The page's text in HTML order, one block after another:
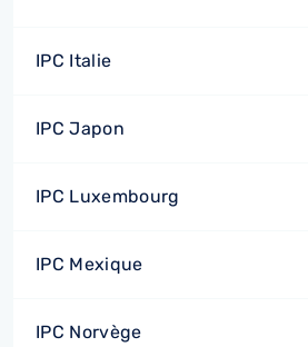
IPC Italie
IPC Japon
IPC Luxembourg
IPC Mexique
IPC Norvège